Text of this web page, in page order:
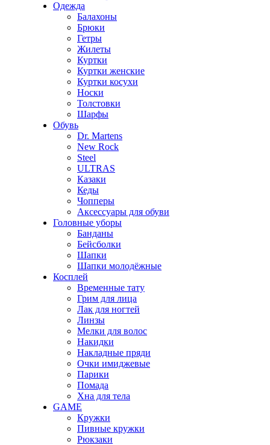
Одежда
Балахоны
Брюки
Гетры
Жилеты
Куртки
Куртки женские
Куртки косухи
Носки
Толстовки
Шарфы
Обувь
Dr. Martens
New Rock
Steel
ULTRAS
Казаки
Кеды
Чопперы
Аксессуары для обуви
Головные уборы
Банданы
Бейсболки
Шапки
Шапки молодёжные
Косплей
Временные тату
Грим для лица
Лак для ногтей
Линзы
Мелки для волос
Накидки
Накладные пряди
Очки имиджевые
Парики
Помада
Хна для тела
GAME
Кружки
Пивные кружки
Рюкзаки